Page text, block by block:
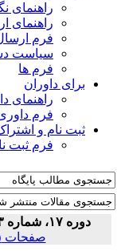
راهنمای
راهنمای
فرم ارسال
سیاست
فرم ها
برای داوران
راهنمای
فرم داوری
ثبت نام و اشتراک
فرم ثبت نام
دوره ۱۷، شماره ۳ - ( مهر ۱۳۸۵ )
صفحات ۱۵-۹